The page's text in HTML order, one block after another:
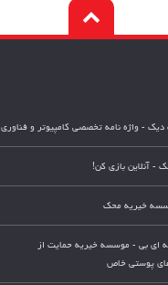
- واژه نامه تخصصی کامپیوتر و فناوری
- آنلاین بازی کن!
خیریه محک
ای بی - موسسه خیریه حمایت از
پوستی خاص